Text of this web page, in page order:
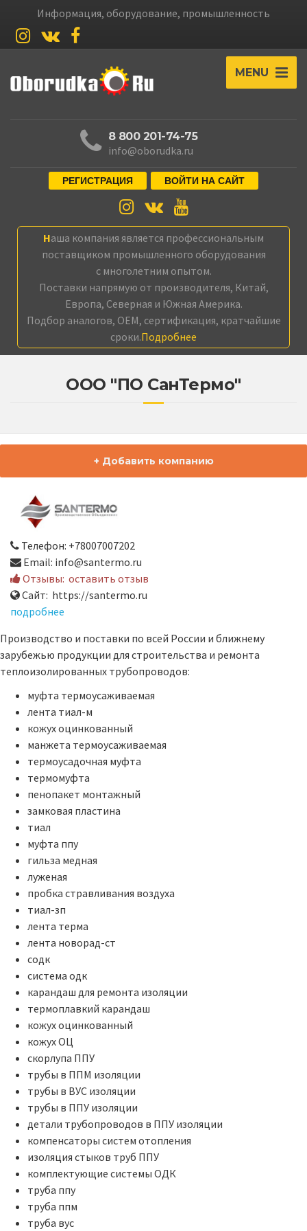
Информация, оборудование, промышленность
MENU
8 800 201-74-75
info@oborudka.ru
РЕГИСТРАЦИЯ ВОЙТИ НА САЙТ
Наша компания является профессиональным
поставщиком промышленного оборудования
с многолетним опытом.
Поставки напрямую от производителя, Китай,
Европа, Северная и Южная Америка.
Подбор аналогов, OEM, сертификация, кратчайшие
сроки.Подробнее
ООО "ПО СанТермо"
+ Добавить компанию
Телефон: +78007007202
Email: info@santermo.ru
Отзывы: оставить отзыв
Сайт: https://santermo.ru
подробнее
Производство и поставки по всей России и ближнему
зарубежью продукции для строительства и ремонта
теплоизолированных трубопроводов:
муфта термоусаживаемая
лента тиал-м
кожух оцинкованный
манжета термоусаживаемая
термоусадочная муфта
термомуфта
пенопакет монтажный
замковая пластина
тиал
муфта ппу
гильза медная
луженая
пробка стравливания воздуха
тиал-зп
лента терма
лента новорад-ст
содк
система одк
карандаш для ремонта изоляции
термоплавкий карандаш
кожух оцинкованный
кожух ОЦ
скорлупа ППУ
трубы в ППМ изоляции
трубы в ВУС изоляции
трубы в ППУ изоляции
детали трубопроводов в ППУ изоляции
компенсаторы систем отопления
изоляция стыков труб ППУ
комплектующие системы ОДК
труба ппу
труба ппм
труба вус